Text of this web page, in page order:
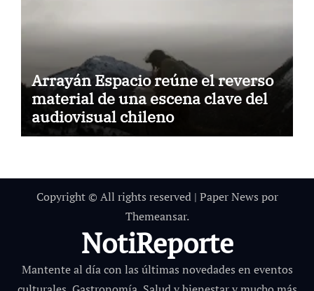
Arrayán Espacio reúne el reverso
material de una escena clave del
audiovisual chileno
Copyright © All rights reserved | Paper News por
Themeansar.
NotiReporte
Mantente al día con las últimas novedades en eventos